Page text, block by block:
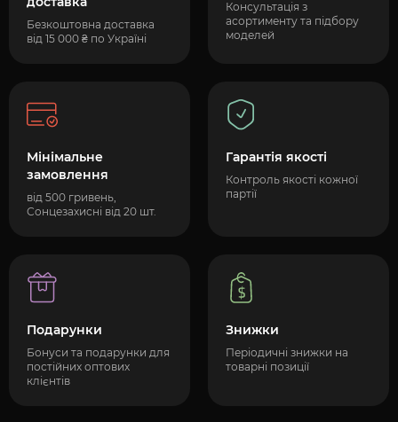
Безкоштовна доставка
від 15 000 ₴ по Україні
Консультація з
асортименту та підбору
моделей
Мінімальне
замовлення
від 500 гривень,
Сонцезахисні від 20 шт.
Гарантія якості
Контроль якості кожної
партії
Подарунки
Бонуси та подарунки для
постійних оптових
клієнтів
Знижки
Періодичні знижки на
товарні позиції